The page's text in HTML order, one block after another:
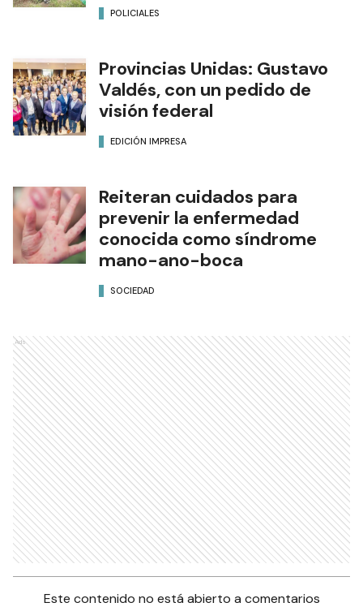
POLICIALES
Provincias Unidas: Gustavo
Valdés, con un pedido de
visión federal
EDICIÓN IMPRESA
Reiteran cuidados para
prevenir la enfermedad
conocida como síndrome
mano-ano-boca
SOCIEDAD
Ads
Este contenido no está abierto a comentarios